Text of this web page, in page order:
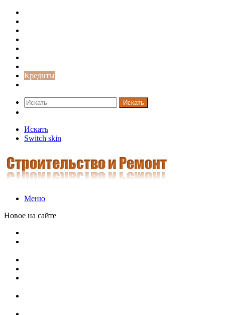
Кредиты
Искать
Искать
Switch skin
Меню
Новое на сайте